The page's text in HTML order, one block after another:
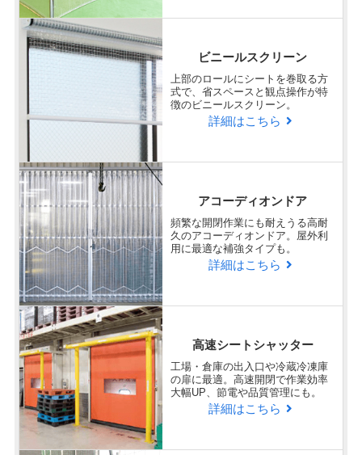
できた。
回答日：2025/07/03
企業様
Q
ラクスル ビニプロの商品・サービ
スに対する総合的な満足度を教え
てください。
非常に満足
親切に対応していただきました。
商品組立の詳細図をいただいて、とてもわかりや
すかったです。
Q
弊社、担当者とのコミュニケーシ
ョン、対応速度はどうでしたか？
非常に満足
ビニールスクリーン
上部のロールにシートを巻取る方
式で、省スペースと観点操作が特
徴のビニールスクリーン。
詳細はこちら
アコーディオンドア
頻繁な開閉作業にも耐えうる高耐
久のアコーディオンドア。屋外利
用に最適な補強タイプも。
詳細はこちら
高速シートシャッター
工場・倉庫の出入口や冷蔵冷凍庫
の扉に最適。高速開閉で作業効率
大幅UP、節電や品質管理にも。
詳細はこちら